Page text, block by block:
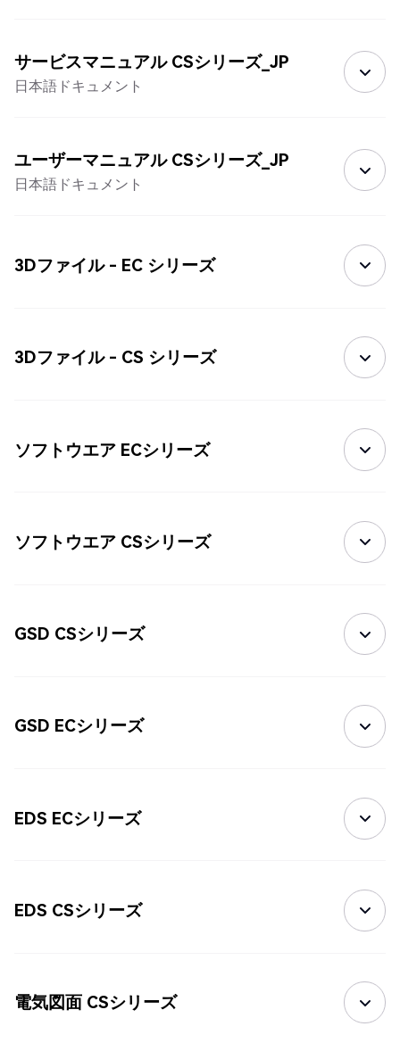
サービスマニュアル CSシリーズ_JP
日本語ドキュメント
ユーザーマニュアル CSシリーズ_JP
日本語ドキュメント
3Dファイル - EC シリーズ
3Dファイル - CS シリーズ
ソフトウエア ECシリーズ
ソフトウエア CSシリーズ
GSD CSシリーズ
GSD ECシリーズ
EDS ECシリーズ
EDS CSシリーズ
電気図面 CSシリーズ